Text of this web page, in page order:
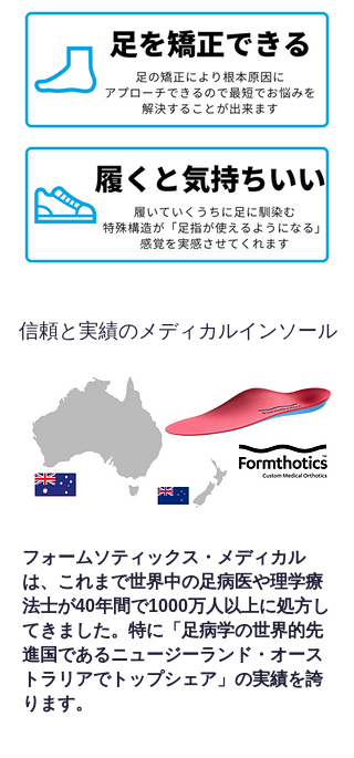
信頼と実績のメディカルインソール
フォームソティックス・メディカル
は、これまで世界中の足病医や理学療
法士が40年間で1000万人以上に処方し
てきました。特に「足病学の世界的先
進国であるニュージーランド・オース
トラリアでトップシェア」の実績を誇
ります。